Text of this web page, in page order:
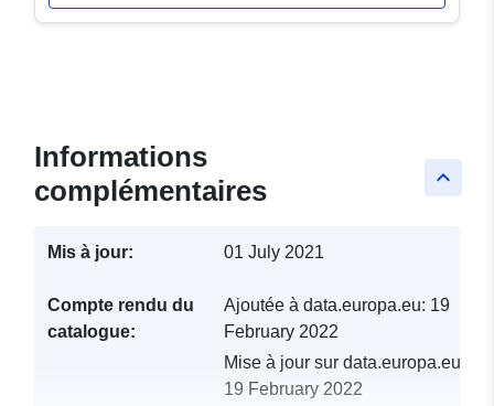
keyboard_arrow_up
Informations
complémentaires
Mis à jour: 01 July 2021
Compte rendu du
catalogue:
Ajoutée à data.europa.eu: 19
February 2022
Mise à jour sur data.europa.eu:
19 February 2022